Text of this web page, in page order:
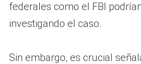
federales como el FBI
investigando el caso.
Sin embargo, es crucial